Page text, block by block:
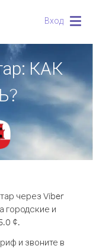
Вход
КАК
через Viber
городские и
¢.
и звоните в